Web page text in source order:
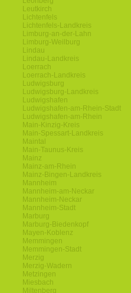
Leutkirch
Lichtenfels
Lichtenfels-Landkreis
Limburg-an-der-Lahn
Limburg-Weilburg
Lindau
Lindau-Landkreis
Loerrach
Loerrach-Landkreis
Ludwigsburg
Ludwigsburg-Landkreis
Ludwigshafen
Ludwigshafen-am-Rhein-Stadt
Ludwigshafen-am-Rhein
Main-Kinzig-Kreis
Main-Spessart-Landkreis
Maintal
Main-Taunus-Kreis
Mainz
Mainz-am-Rhein
Mainz-Bingen-Landkreis
Mannheim
Mannheim-am-Neckar
Mannheim-Neckar
Mannheim-Stadt
Marburg
Marburg-Biedenkopf
Mayen-Koblenz
Memmingen
Memmingen-Stadt
Merzig
Merzig-Wadern
Metzingen
Miesbach
Miltenberg